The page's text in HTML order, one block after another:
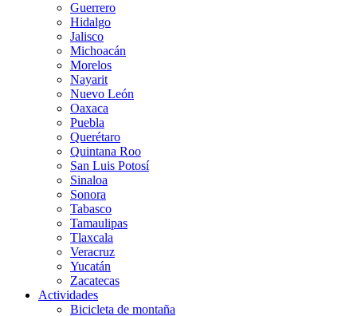
Guerrero
Hidalgo
Jalisco
Michoacán
Morelos
Nayarit
Nuevo León
Oaxaca
Puebla
Querétaro
Quintana Roo
San Luis Potosí
Sinaloa
Sonora
Tabasco
Tamaulipas
Tlaxcala
Veracruz
Yucatán
Zacatecas
Actividades
Bicicleta de montaña